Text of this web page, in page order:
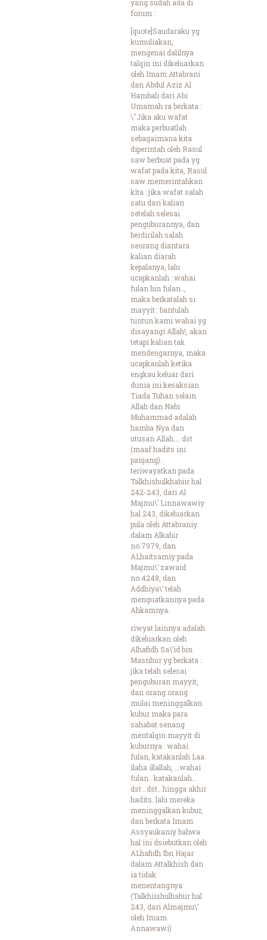
yang sudah ada di
forum :
[quote]Saudaraku yg
kumuliakan,
mengenai dalilnya
talqin ini dikeluarkan
oleh Imam Attabrani
dan Abdul Aziz Al
Hambali dari Abi
Umamah ra berkata :
\"Jika aku wafat
maka perbuatlah
sebagaimana kita
diperintah oleh Rasul
saw berbuat pada yg
wafat pada kita, Rasul
saw memerintahkan
kita : jika wafat salah
satu dari kalian
setelah selesai
penguburannya, dan
berdirilah salah
seorang diantara
kalian diarah
kepalanya, lalu
ucapkanlah : wahai
fulan bin fulan..,
maka berkatalah si
mayyit : bantulah
tuntun kami wahai yg
disayangi Allah!, akan
tetapi kalian tak
mendengarnya, maka
ucapkanlah ketika
engkau keluar dari
dunia ini kesaksian
Tiada Tuhan selain
Allah dan Nabi
Muhammad adalah
hamba Nya dan
utusan Allah…. dst
(maaf hadits ini
panjang).
teriwayatkan pada
Talkhishulkhabiir hal
242-243, dari Al
Majmu\’ Linnawawiy
hal 243, dikeluarkan
pula oleh Attabraniy
dalam Alkabir
no.7979, dan
ALhaitsamiy pada
Majmu\’ zawaid
no.4248, dan
Addhiya\’ telah
menguatkannya pada
Ahkamnya.
riwyat lainnya adalah
dikeluarkan oleh
Alhafidh Sa\’id bin
Masnhur yg berkata :
jika telah selesai
penguburan mayyit,
dan orang orang
mulai meninggalkan
kubur maka para
sahabat senang
mentalqin mayyit di
kuburnya : wahai
fulan, katakanlah Laa
ilaha illallah, …wahai
fulan.. katakanlah…
dst ..dst.. hingga akhir
hadits. lalu mereka
meninggalkan kubur,
dan berkata Imam
Assyaukaniy bahwa
hal ini dsiebutkan oleh
ALhafidh Ibn Hajar
dalam Attalkhish dan
ia tidak
menentangnya
(Talkhiishulhabiir hal
243, dari Almajmu\’
oleh Imam
Annawawi)